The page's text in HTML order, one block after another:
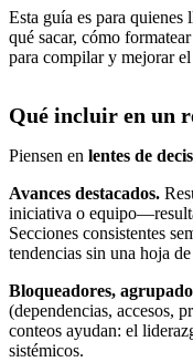
Esta guía es para
qué sacar, cómo
para compilar y mejorar
Qué incluir en un
Piensen en lentes de
Avances destacados.
iniciativa o
Secciones consistentes
tendencias sin una hoja
Bloqueadores,
(dependencias, accesos,
conteos ayudan: el
sistémicos.